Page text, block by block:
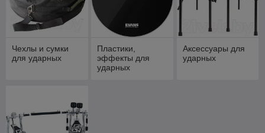
Чехлы и сумки
для ударных
Пластики,
эффекты для
ударных
Аксессуары для
ударных